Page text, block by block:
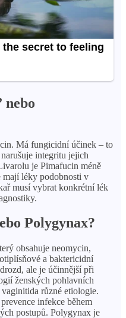
nebo
Má fungicidní účinek – to
integritu jejich
je Pimafucin méně
mají léky podobnosti v
musí vybrat konkrétní lék
Polygynax?
obsahuje neomycin,
a baktericidní
ale je účinnější při
ženských pohlavních
různé etiologie.
infekce během
postupů. Polygynax je